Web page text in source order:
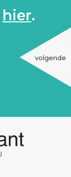
hier.
volgende